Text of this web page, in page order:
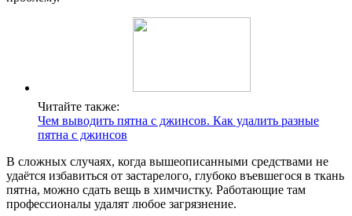
Читайте также:
Чем выводить пятна с джинсов. Как удалить разные
пятна с джинсов
В сложных случаях, когда вышеописанными средствами не
удаётся избавиться от застарелого, глубоко въевшегося в ткань
пятна, можно сдать вещь в химчистку. Работающие там
профессионалы удалят любое загрязнение.